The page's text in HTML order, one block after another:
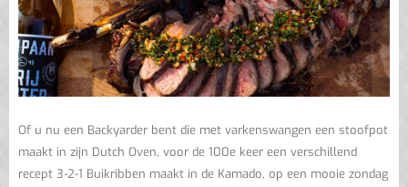
Of u nu een Backyarder bent die met varkenswangen een stoofpot
maakt in zijn Dutch Oven, voor de 100e keer een verschillend
recept 3-2-1 Buikribben maakt in de Kamado, op een mooie zondag